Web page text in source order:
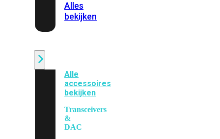
Alles
bekijken
Alle
accessoires
bekijken
Transceivers
&
DAC